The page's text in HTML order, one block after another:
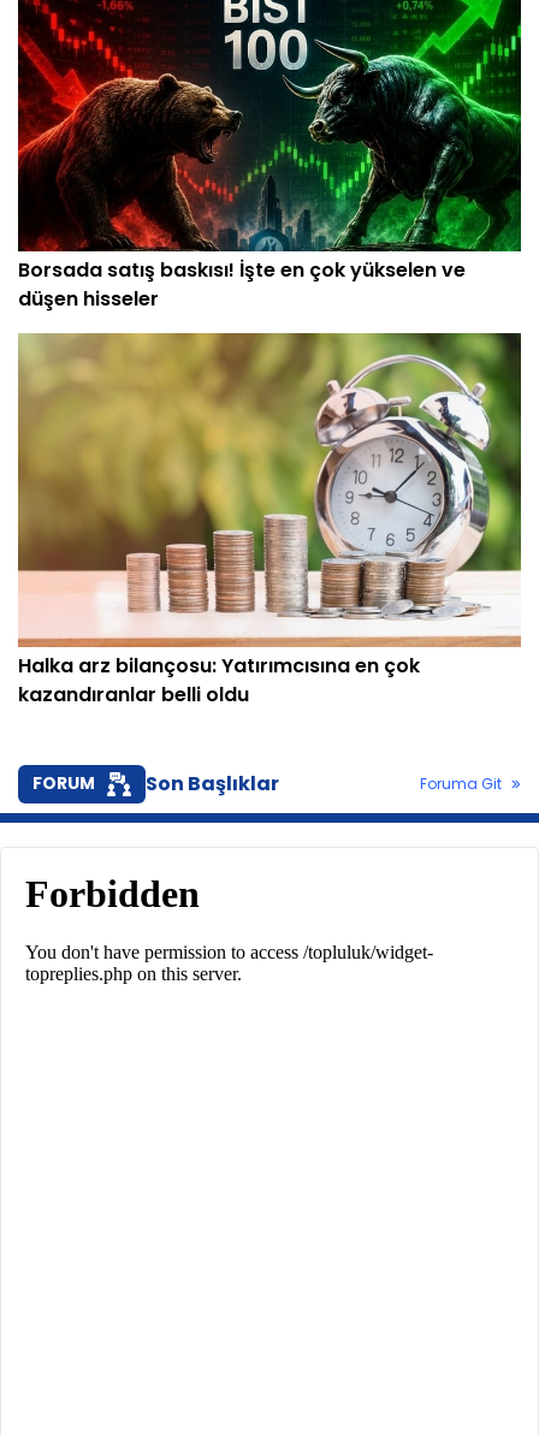
Borsada satış baskısı! İşte en çok yükselen ve
düşen hisseler
Halka arz bilançosu: Yatırımcısına en çok
kazandıranlar belli oldu
FORUM Son Başlıklar Foruma Git